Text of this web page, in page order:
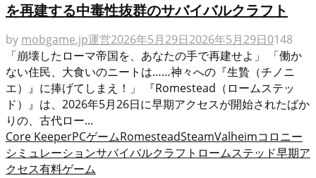
を再建する中毒性抜群のサバイバルクラフト
by mobgame.jp運営2026年5月29日2026年5月29日0148
「崩壊したローマ帝国を、あなたの手で再建せよ」 「働か
ない住民、大食いのニートは……神々への『生贄（チノニ
エ）』に捧げてしまえ！」 『Romestead（ロームステッ
ド）』は、2026年5月26日に早期アクセスが開始されたばか
りの、古代ロー...
Core KeeperPCゲームRomesteadSteamValheimコロニー
シミュレーションサバイバルクラフト ロームステッド早期ア
クセス有料ゲーム